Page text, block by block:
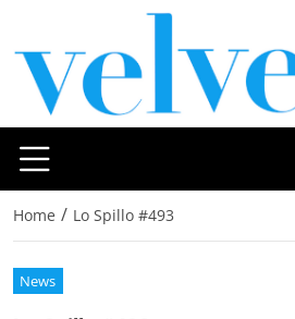
Home / Lo Spillo #493
News